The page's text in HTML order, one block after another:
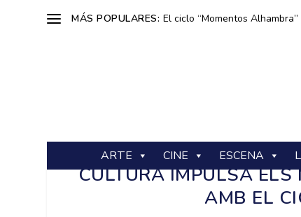
MÁS POPULARES: El ciclo “Momentos
ARTE CINE ESCENA
CULTURA IMPULSA ELS
AMB EL